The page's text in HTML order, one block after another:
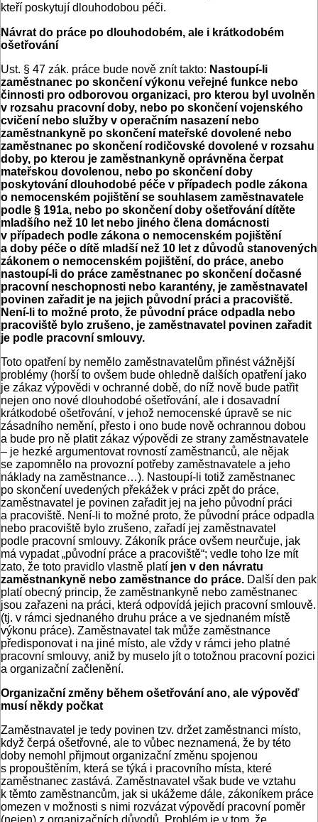
kteří poskytují dlouhodobou péči.
Návrat do práce po dlouhodobém, ale i krátkodobém
ošetřování
Ust. § 47 zák. práce bude nově znít takto: Nastoupí-li
zaměstnanec po skončení výkonu veřejné funkce nebo
činnosti pro odborovou organizaci, pro kterou byl uvolněn
v rozsahu pracovní doby, nebo po skončení vojenského
cvičení nebo služby v operačním nasazení nebo
zaměstnankyně po skončení mateřské dovolené nebo
zaměstnanec po skončení rodičovské dovolené v rozsahu
doby, po kterou je zaměstnankyně oprávněna čerpat
mateřskou dovolenou, nebo po skončení doby
poskytování dlouhodobé péče v případech podle zákona
o nemocenském pojištění se souhlasem zaměstnavatele
podle § 191a, nebo po skončení doby ošetřování dítěte
mladšího než 10 let nebo jiného člena domácnosti
v případech podle zákona o nemocenském pojištění
a doby péče o dítě mladší než 10 let z důvodů stanovených
zákonem o nemocenském pojištění, do práce, anebo
nastoupí-li do práce zaměstnanec po skončení dočasné
pracovní neschopnosti nebo karantény, je zaměstnavatel
povinen zařadit je na jejich původní práci a pracoviště.
Není-li to možné proto, že původní práce odpadla nebo
pracoviště bylo zrušeno, je zaměstnavatel povinen zařadit
je podle pracovní smlouvy.
Toto opatření by nemělo zaměstnavatelům přinést vážnější
problémy (horší to ovšem bude ohledně dalších opatření jako
je zákaz výpovědi v ochranné době, do níž nově bude patřit
nejen ono nové dlouhodobé ošetřování, ale i dosavadní
krátkodobé ošetřování, v jehož nemocenské úpravě se nic
zásadního nemění, přesto i ono bude nově ochrannou dobou
a bude pro ně platit zákaz výpovědi ze strany zaměstnavatele
– je hezké argumentovat rovností zaměstnanců, ale nějak
se zapomnělo na provozní potřeby zaměstnavatele a jeho
náklady na zaměstnance…). Nastoupí-li totiž zaměstnanec
po skončení uvedených překážek v práci zpět do práce,
zaměstnavatel je povinen zařadit jej na jeho původní práci
a pracoviště. Není-li to možné proto, že původní práce odpadla
nebo pracoviště bylo zrušeno, zařadí jej zaměstnavatel
podle pracovní smlouvy. Zákoník práce ovšem neurčuje, jak
má vypadat „původní práce a pracoviště“; vedle toho lze mít
zato, že toto pravidlo vlastně platí jen v den návratu
zaměstnankyně nebo zaměstnance do práce. Další den pak
platí obecný princip, že zaměstnankyně nebo zaměstnanec
jsou zařazeni na práci, která odpovídá jejich pracovní smlouvě.
(tj. v rámci sjednaného druhu práce a ve sjednaném místě
výkonu práce). Zaměstnavatel tak může zaměstnance
předisponovat i na jiné místo, ale vždy v rámci jeho platné
pracovní smlouvy, aniž by muselo jít o totožnou pracovní pozici
a organizační začlenění.
Organizační změny během ošetřování ano, ale výpověď
musí někdy počkat
Zaměstnavatel je tedy povinen tzv. držet zaměstnanci místo,
když čerpá ošetřovné, ale to vůbec neznamená, že by této
doby nemohl přijmout organizační změnu spojenou
s propouštěním, která se týká i pracovního místa, které
zaměstnanec zastává. Zaměstnavatel však bude ve vztahu
k těmto zaměstnancům, jak si ukážeme dále, zákoníkem práce
omezen v možnosti s nimi rozvázat výpovědí pracovní poměr
(nejen) z organizačních důvodů. Problém je v tom, že